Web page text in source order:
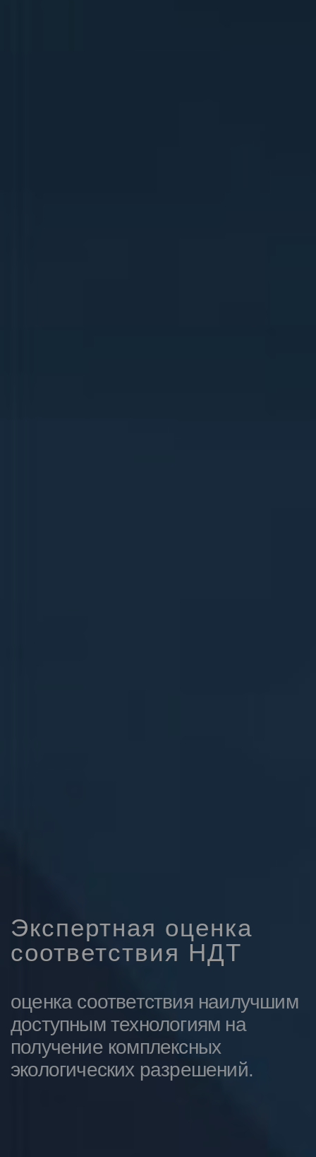
Экспертная оценка
соответствия НДТ
оценка соответствия наилучшим
доступным технологиям на
получение комплексных
экологических разрешений.